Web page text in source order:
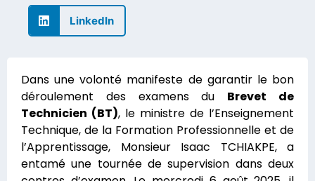
LinkedIn
Dans une volonté manifeste de garantir le bon
déroulement des examens du Brevet de
Technicien (BT), le ministre de l’Enseignement
Technique, de la Formation Professionnelle et de
l’Apprentissage, Monsieur Isaac TCHIAKPE, a
entamé une tournée de supervision dans deux